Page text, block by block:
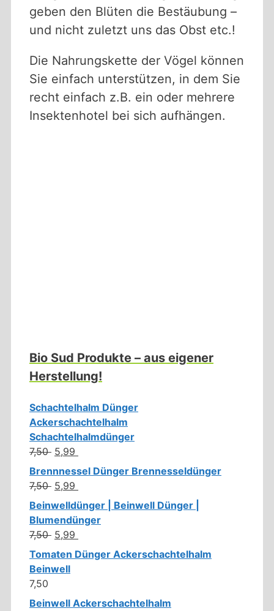
geben den Blüten die Bestäubung –
und nicht zuletzt uns das Obst etc.!
Die Nahrungskette der Vögel können
Sie einfach unterstützen, in dem Sie
recht einfach z.B. ein oder mehrere
Insektenhotel bei sich aufhängen.
Bio Sud Produkte – aus eigener
Herstellung!
Schachtelhalm Dünger
Ackerschachtelhalm
Schachtelhalmdünger
7,50 Ursprünglicher
Preis
war:
5,99
Preis
Brennnessel Dünger Brennesseldünger
7,50 Ursprünglicher
Preis
war:
7,50 €
5,99
Preis
ist:
5,99 €.
Beinwelldünger | Beinwell Dünger |
Blumendünger
7,50 Ursprünglicher
Preis
war:
5,99
Preis
Tomaten Dünger Ackerschachtelhalm
Beinwell
7,50
Beinwell Ackerschachtelhalm